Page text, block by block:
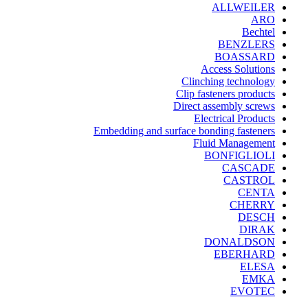
ALLWEILER
ARO
Bechtel
BENZLERS
BOASSARD
Access Solutions
Clinching technology
Clip fasteners products
Direct assembly screws
Electrical Products
Embedding and surface bonding fasteners
Fluid Management
BONFIGLIOLI
CASCADE
CASTROL
CENTA
CHERRY
DESCH
DIRAK
DONALDSON
EBERHARD
ELESA
EMKA
EVOTEC